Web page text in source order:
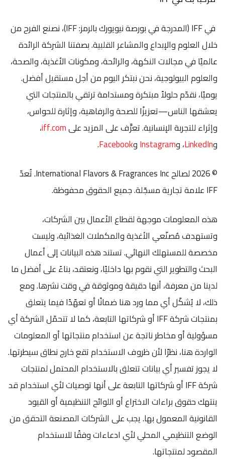
في IFF (المدرجة في بورصة نيويورك بالرمز: IFF)، نصنع الفرح من
خلال العلوم والإبداع والمشاعر القلبية. بصفتنا الشركة الرائدة
عالميًا في مجالات النكهة، والرائحة، ومكونات الأغذية، والصحة،
والعلوم البيولوجية، نحن نبتكر اليوم من أجل مستقبل أفضل.
يوميًا، نقدّم حلولاً مبتكرة ومستدامة ترتقي بالمنتجات التي
يعشقها الناس—تعزيزًا للصحة والرفاهية، وإثارة للحواس،
وإثراء للتجربة الإنسانية. تعرَّف على المزيد علىiff.com،
وLinkedIn، وInstagramوFacebook
.
© 2026 لصالح International Flavors & Fragrances Inc. تُعدّ
IFF علامة تجارية مسجّلة. جميع الحقوق محفوظة.
هذه المعلومات موجهة لقطاع الأعمال بين الشركات،
وتستهدف مُصنّعي الأغذية والمكملات الغذائية، وليست
مخصصة للمستهلك النهائي. تستند هذه البيانات إلى أعمال
البحث والتطوير التي نقوم بها داخليًا، ونعتقد، بناءً على أفضل ما
لدينا من معرفة، أنها دقيقة وموثوقة في وقت نشرها. ومع
ذلك، لا يُشكّل أي مما ورد هنا ضمانًا أو تعهّدًا فيما يتعلق
بمنتجات شركة IFF أو شركاتها التابعة، كما لا تتحمّل الشركة أي
مسؤولية أو مخاطر ناتجة عن استخدام منتجاتها أو المعلومات
الواردة هنا، نظرًا لأن ظروف الاستخدام تقع خارج نطاق سيطرتها.
لا يجوز تفسير أي بيانات تتعلق بالاستخدام المحتمل لمنتجات
شركة IFF أو شركاتها التابعة على أنها توصيات لأي استخدام قد
ينتهك حقوق براءات الاختراع أو اللوائح التنظيمية أو القيود
القانونية المعمول بها. يجب على الشركات المصنعة التحقق من
الوضع التنظيمي المحلي لأي ادعاءات وفقًا للاستخدام
المقصود لمنتجاتها.